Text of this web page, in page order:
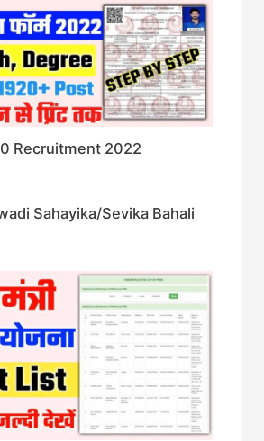
Recruitment 2022
Sahayika/Sevika Bahali